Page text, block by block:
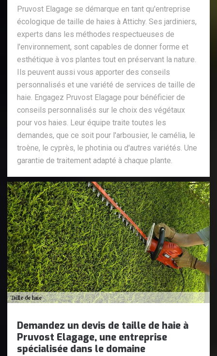
Pruvost Elagage se démarque en tant qu'entreprise
écologique de taille de haies à Attichy. Ses jardiniers,
experts dans les méthodes respectueuses de
l'environnement, sont capables de donner forme et
esthétique à vos plantes tout en préservant la nature.
Ils peuvent aussi vous apporter des conseils
personnalisés et une variété de services de taille de
haie. Engagez Pruvost Elagage pour bénéficier de
conseils personnalisés sur le choix des végétaux
pour vos haies. Leur équipe traite toutes les
demandes, que ce soit pour l'arbousier, le camélia, le
troène, le cyprès, le photinia ou d'autres variétés. Une
garantie de traitement adapté à chaque plante.
Demandez un devis de taille de haie à
Pruvost Elagage, une entreprise
spécialisée dans le domaine